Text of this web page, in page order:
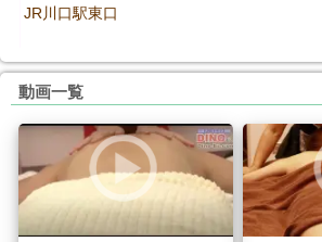
JR川口駅東口
動画一覧